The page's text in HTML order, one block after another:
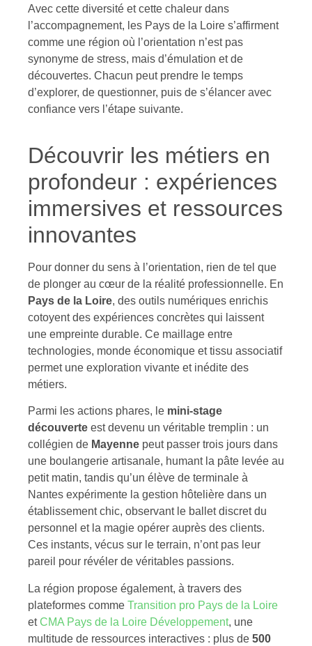
Avec cette diversité et cette chaleur dans
l’accompagnement, les Pays de la Loire s’affirment
comme une région où l’orientation n’est pas
synonyme de stress, mais d’émulation et de
découvertes. Chacun peut prendre le temps
d’explorer, de questionner, puis de s’élancer avec
confiance vers l’étape suivante.
Découvrir les métiers en
profondeur : expériences
immersives et ressources
innovantes
Pour donner du sens à l’orientation, rien de tel que
de plonger au cœur de la réalité professionnelle. En
Pays de la Loire, des outils numériques enrichis
cotoyent des expériences concrètes qui laissent
une empreinte durable. Ce maillage entre
technologies, monde économique et tissu associatif
permet une exploration vivante et inédite des
métiers.
Parmi les actions phares, le mini-stage
découverte est devenu un véritable tremplin : un
collégien de Mayenne peut passer trois jours dans
une boulangerie artisanale, humant la pâte levée au
petit matin, tandis qu’un élève de terminale à
Nantes expérimente la gestion hôtelière dans un
établissement chic, observant le ballet discret du
personnel et la magie opérer auprès des clients.
Ces instants, vécus sur le terrain, n’ont pas leur
pareil pour révéler de véritables passions.
La région propose également, à travers des
plateformes comme Transition pro Pays de la Loire
etCMA Pays de la Loire Développement, une
multitude de ressources interactives : plus de 500